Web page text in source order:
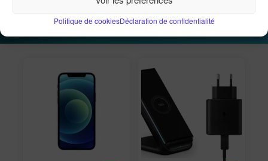
Politique de cookiesDéclaration de confidentialité
Informatique Téléphonie mobile